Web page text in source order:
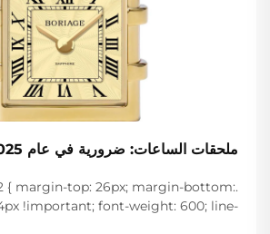
ملحقات الساعات: ضرورية في عام 2025
{ margin-top: 26px; margin-bottom:
!important; font-weight: 600; line-